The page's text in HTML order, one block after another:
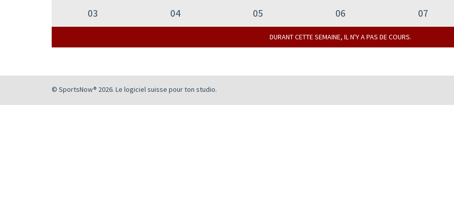
03
04
05
06
07
DURANT CETTE SEMAINE, IL N'Y A PAS DE COURS.
© SportsNow® 2026. Le logiciel suisse pour ton studio.